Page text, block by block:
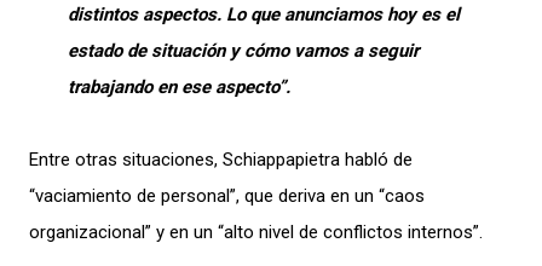
distintos aspectos. Lo que anunciamos hoy es el
estado de situación y cómo vamos a seguir
trabajando en ese aspecto”.
Entre otras situaciones, Schiappapietra habló de
“vaciamiento de personal”, que deriva en un “caos
organizacional” y en un “alto nivel de conflictos internos”.